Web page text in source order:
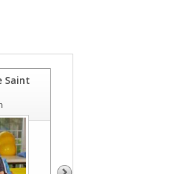
Saint